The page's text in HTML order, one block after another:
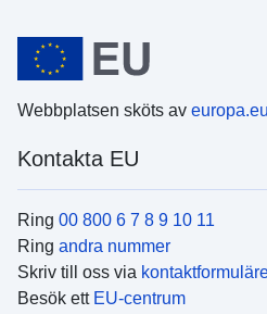
Webbplatsen sköts av europa.eu
Kontakta EU
Ring 00 800 6 7 8 9 10 11
Ring andra nummer
Skriv till oss via
Besök ett EU-centrum